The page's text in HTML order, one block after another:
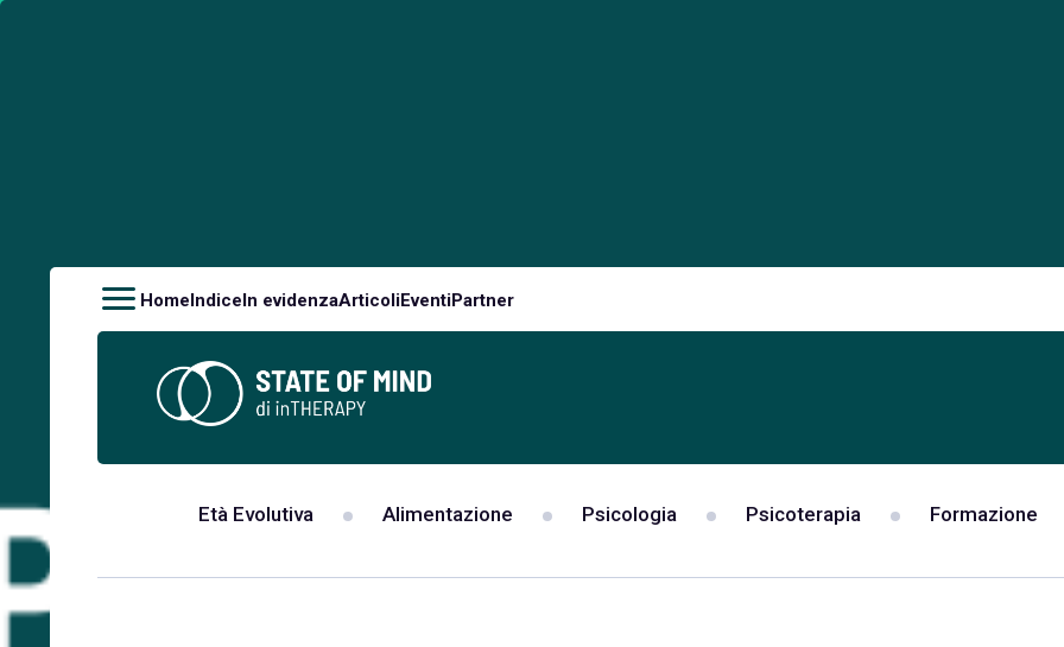
HomeIndiceIn evidenzaArticoliEventiPartner
Età Evolutiva Alimentazione Psicologia Psicoterapia Formazione